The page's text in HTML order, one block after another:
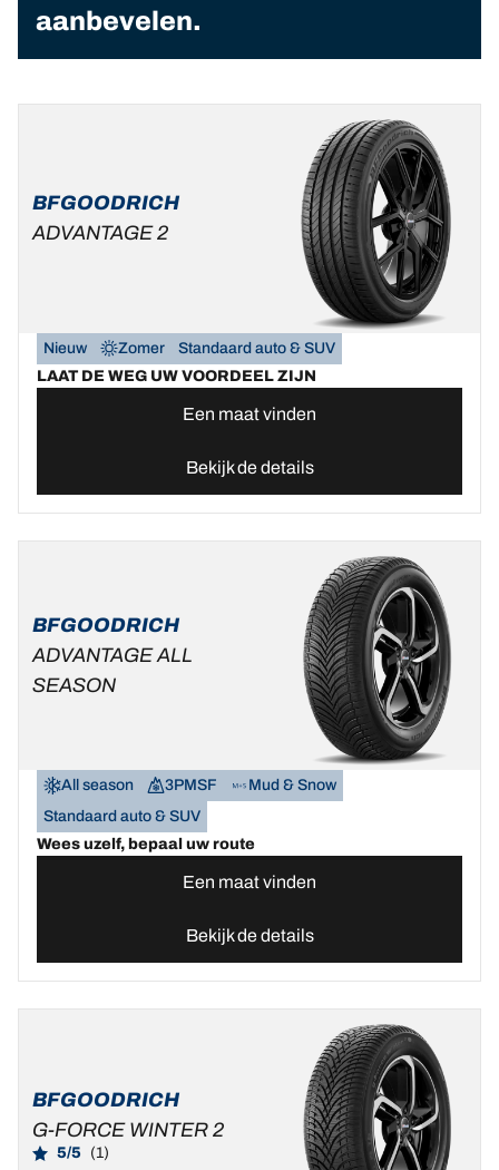
aanbevelen.
BFGOODRICH
ADVANTAGE 2
Nieuw Zomer
Standaard auto & SUV
LAAT DE WEG UW VOORDEEL ZIJN
Een maat vinden
Bekijk de details
BFGOODRICH
ADVANTAGE ALL
SEASON
All season 3PMSF
Mud & Snow
Standaard auto & SUV
Wees uzelf, bepaal uw route
Een maat vinden
Bekijk de details
BFGOODRICH
G-FORCE WINTER 2
5/5 (1)